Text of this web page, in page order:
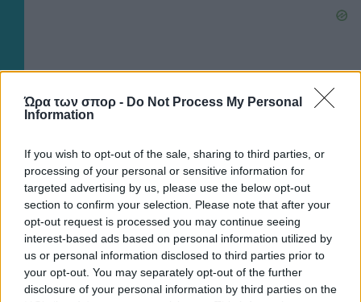
Ώρα των σπορ - Do Not Process My Personal
Information
If you wish to opt-out of the sale, sharing to third parties, or
processing of your personal or sensitive information for
targeted advertising by us, please use the below opt-out
section to confirm your selection. Please note that after your
opt-out request is processed you may continue seeing
interest-based ads based on personal information utilized by
us or personal information disclosed to third parties prior to
your opt-out. You may separately opt-out of the further
disclosure of your personal information by third parties on the